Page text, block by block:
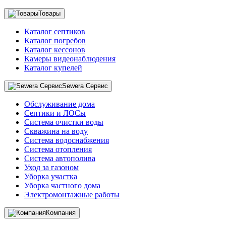
Товары
Каталог септиков
Каталог погребов
Каталог кессонов
Камеры видеонаблюдения
Каталог купелей
Sewera Сервис
Обслуживание дома
Септики и ЛОСы
Система очистки воды
Скважина на воду
Система водоснабжения
Система отопления
Система автополива
Уход за газоном
Уборка участка
Уборка частного дома
Электромонтажные работы
Компания